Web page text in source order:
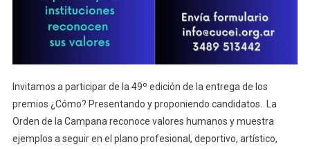
Invitamos a participar de la 49º edición de la entrega de los
premios ¿Cómo? Presentando y proponiendo candidatos. La
Orden de la Campana reconoce valores humanos y muestra
ejemplos a seguir en el plano profesional, deportivo, artístico,